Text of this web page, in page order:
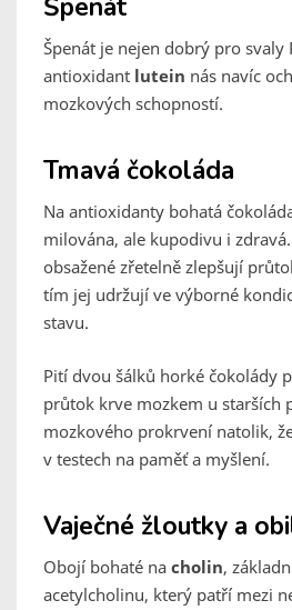
Špenát
Špenát je nejen dobrý pro svaly
antioxidant lutein nás navíc
mozkových schopností.
Tmavá čokoláda
Na antioxidanty bohatá
milována, ale kupodivu i zdravá.
obsažené zřetelně zlepšují
tím jej udržují ve výborné
stavu.
Pití dvou šálků horké čokolády
průtok krve mozkem u starších
mozkového prokrvení natolik,
v testech na paměť a myšlení.
Vaječné žloutky a
Obojí bohaté na cholin,
acetylcholinu, který patří mezi